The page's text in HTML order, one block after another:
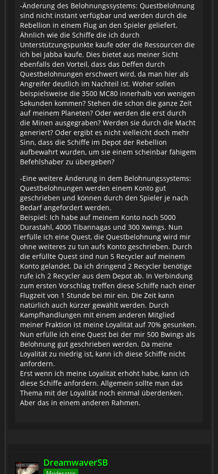
-Änderung des Belohnungssystems: Questbelohnung
sind nicht instant verfügbar und werden durch die
Rebellion in einem Flug an den Spieler geliefert.
Ähnlich wie die Schiffe die ich durch
Unterstützungspunkte kaufe oder die Ressourcen die
ich bei Jabba kaufe. Dies bietet aus meiner Sicht
ebenfalls den Vorteil, dass das Deffen durch
Questbelohnungen erschwert wird, da man hier als
Angreifer deutlich im Nachteil ist. Woher sollen
beispielsweise die 3500 MC80 innerhalb von wenigen
Sekunden kommen? Stehen die schon die ganze Zeit
auf meinem Planeten? Oder werden die erst durch
die Minen ausgegraben? Werden sie durch die Macht
generiert? Oder ergibt es nicht vielleicht doch mehr
Sinn, dass die Schiffe im Depot der Rebellion
aufbewahrt wurden, um sie einem scheinbar fähigem
Befehlshaber zu übergeben?
-Eine weitere Änderung in dem Belohnungssystems:
Questbelohnungen werden einem Konto gut
geschrieben und können durch den Spieler je nach
Bedarf angefordert werden.
Beispiel: Ich habe auf meinem Konto noch 5000
Durastahl, 4000 Tibannagas und 300 Xwings. Nun
erfülle ich eine Quest, die Questbelohnung wird mir
ohne weiteres zu tun aufs Konto geschrieben. Durch
die erfüllte Quest sind nun 5 Recycler auf meinem
Konto gelandet. Da ich dringend 2 Recycler benötige
rufe ich 2 Recycler aus dem Depot ab. In Verbindung
zum ersten Vorschlag treffen diese Schiffe nach einer
Flugzeit von 1 Stunde bei mir ein. Die Zeit kann
natürlich auch kürzer gewählt werden. Durch
Kampfhandlungen mit einem anderen Mitglied
meiner Fraktion ist meine Loyalität auf 70% gesunken.
Nun erfülle ich eine Quest bei der mir 500 Bwings als
Belohnung gut geschrieben werden. Da meine
Loyalität zu niedrig ist, kann ich diese Schiffe nicht
anfordern.
Erst wenn ich meine Loyalität erhöht habe, kann ich
diese Schiffe anfordern. Allgemein sollte man das
Thema mit der Loyalität noch einmal überdenken.
Aber das in einem anderen Rahmen.
DreamwaverSB